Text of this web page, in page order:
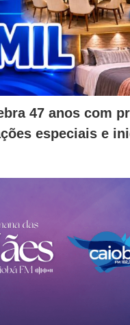
47 anos com
especiais e